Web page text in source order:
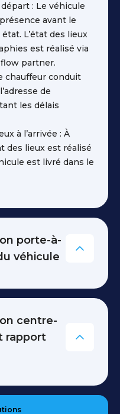
: Le véhicule
avant le
L’état des lieux
est réalisé via
partner.
chauffeur conduit
de
les délais
à l’arrivée : À
des lieux est réalisé
est livré dans le
porte-à-
véhicule
centre-
rapport